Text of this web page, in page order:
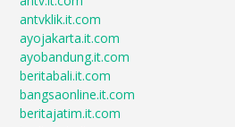
antvklik.it.com
ayojakarta.it.com
ayobandung.it.com
beritabali.it.com
bangsaonline.it.com
beritajatim.it.com